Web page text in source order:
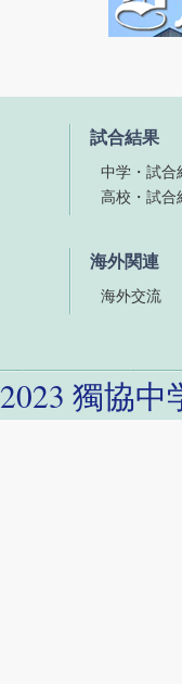
試合結果
中学・試合
高校・試合
海外関連
海外交流
2023 獨協中